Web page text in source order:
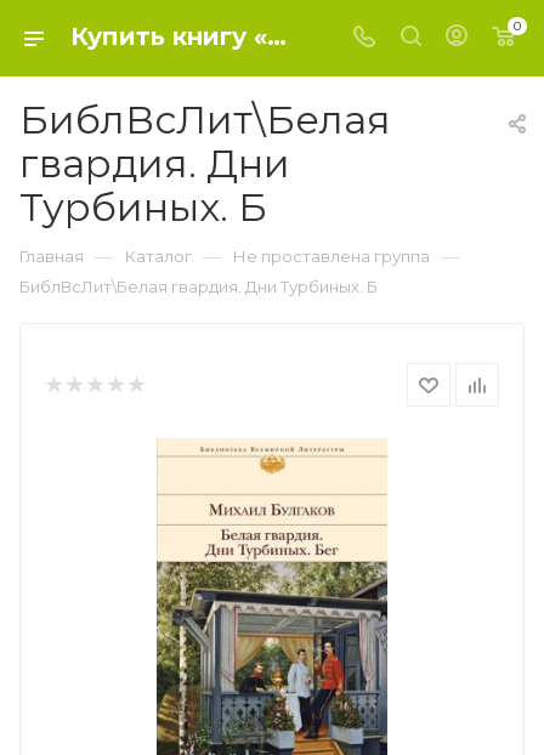
Купить книгу «БиблВсЛит\Белая гвардия. Дни Турбиных. Б» 2023, Булгаков М.А. - Не проставлена группа 0
БиблВсЛит\Белая
гвардия. Дни
Турбиных. Б
Главная — Каталог — Не проставлена группа —
БиблВсЛит\Белая гвардия. Дни Турбиных. Б